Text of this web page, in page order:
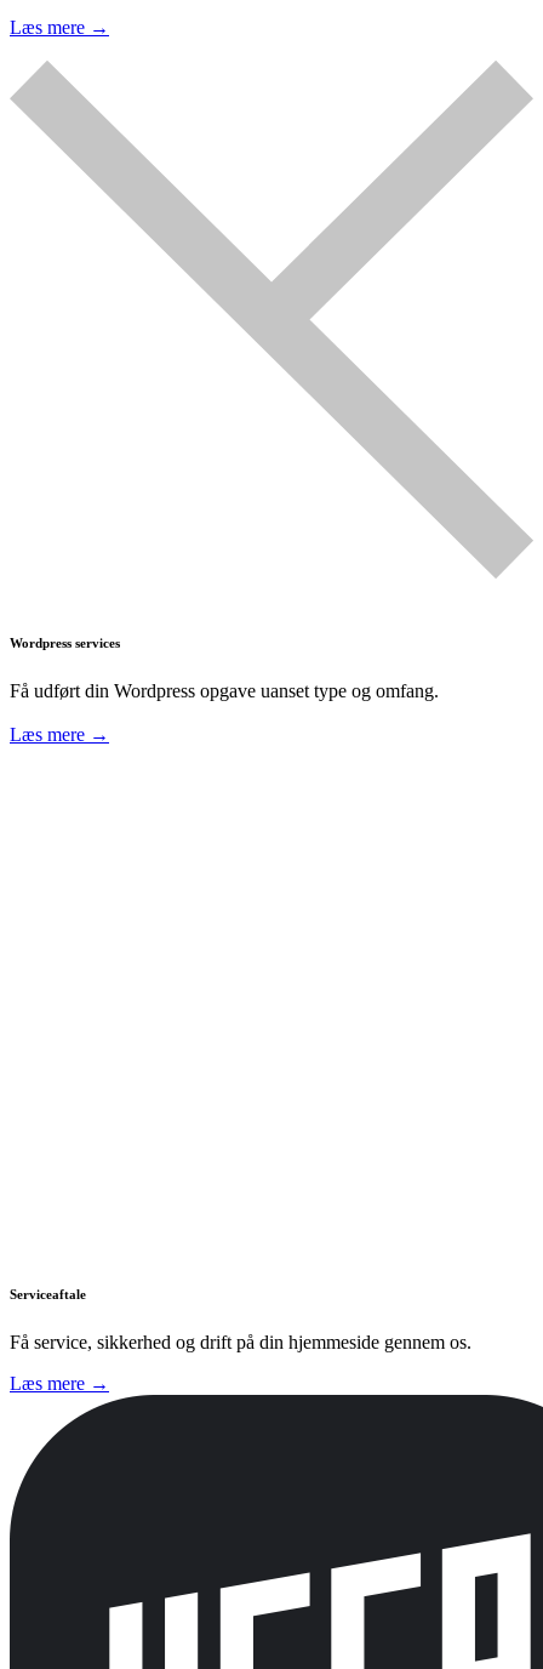
Læs mere →
Wordpress services
Få udført din Wordpress opgave uanset type og omfang.
Læs mere →
Serviceaftale
Få service, sikkerhed og drift på din hjemmeside gennem os.
Læs mere →